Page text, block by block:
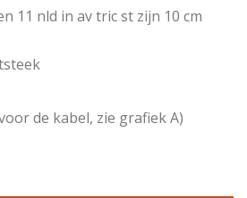
11 nld in av tric st zijn 10 cm
de kabel, zie grafiek A)